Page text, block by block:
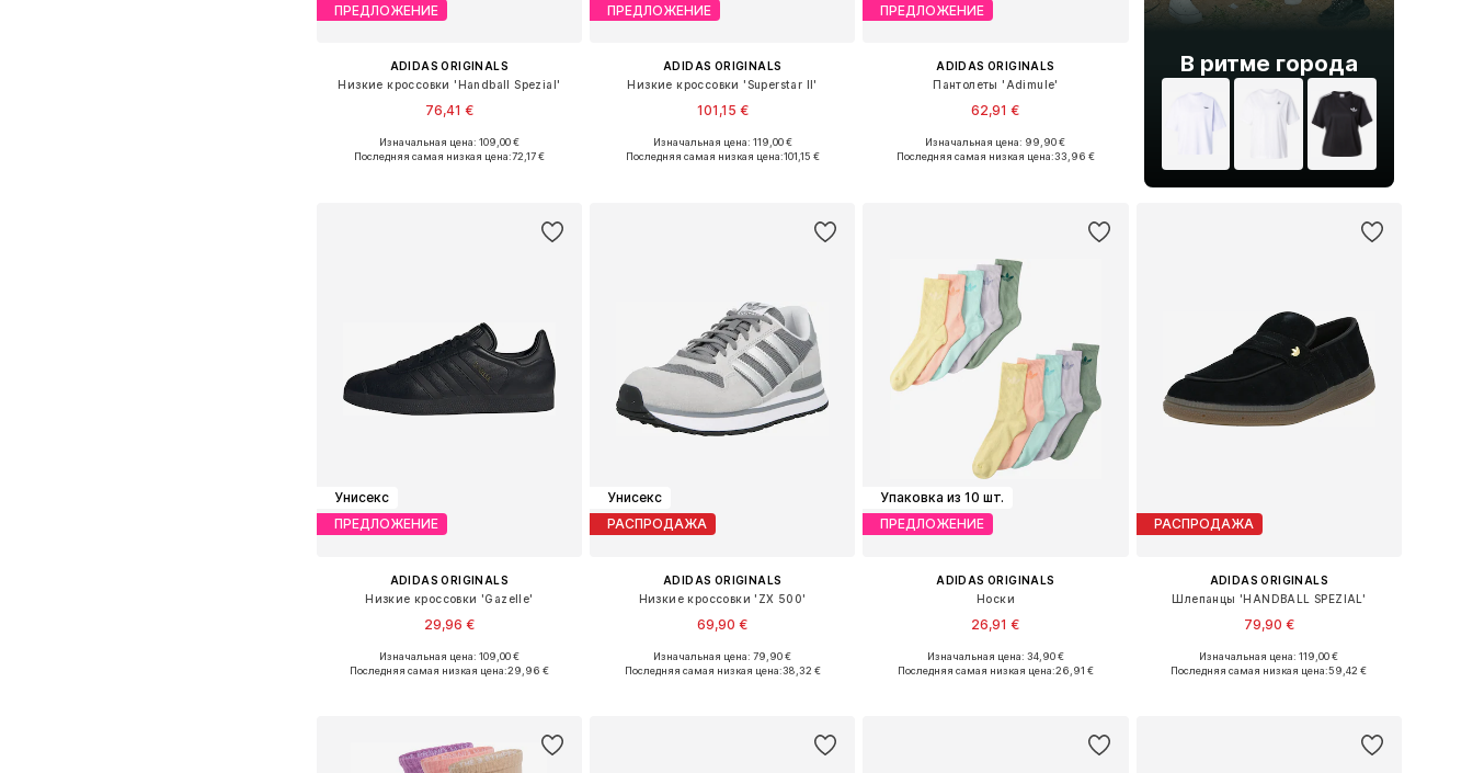
ПРЕДЛОЖЕНИЕ
ADIDAS ORIGINALS
Низкие кроссовки 'Handball Spezial'
76,41 €
Доступно множество размеров
Изначальная цена: 109,00 €
Последняя самая низкая цена:72,17 €
ПРЕДЛОЖЕНИЕ
ADIDAS ORIGINALS
Низкие кроссовки 'Superstar II'
101,15 €
+3
Доступно множество размеров
Изначальная цена: 119,00 €
Последняя самая низкая цена:101,15 €
ПРЕДЛОЖЕНИЕ
ADIDAS ORIGINALS
Пантолеты 'Adimule'
62,91 €
Доступно множество размеров
Изначальная цена: 99,90 €
Последняя самая низкая цена:33,96 €
В ритме города
Унисекс
ПРЕДЛОЖЕНИЕ
ADIDAS ORIGINALS
Низкие кроссовки 'Gazelle'
29,96 €
+3
Доступно множество размеров
Изначальная цена: 109,00 €
Последняя самая низкая цена:29,96 €
Унисекс
РАСПРОДАЖА
ADIDAS ORIGINALS
Низкие кроссовки 'ZX 500'
69,90 €
+1
Доступно множество размеров
Изначальная цена: 79,90 €
Последняя самая низкая цена:38,32 €
Упаковка из 10 шт.
ПРЕДЛОЖЕНИЕ
ADIDAS ORIGINALS
Носки
26,91 €
Доступно множество размеров
Изначальная цена: 34,90 €
Последняя самая низкая цена:26,91 €
РАСПРОДАЖА
ADIDAS ORIGINALS
Шлепанцы 'HANDBALL SPEZIAL'
79,90 €
Доступно множество размеров
Изначальная цена: 119,00 €
Последняя самая низкая цена:59,42 €